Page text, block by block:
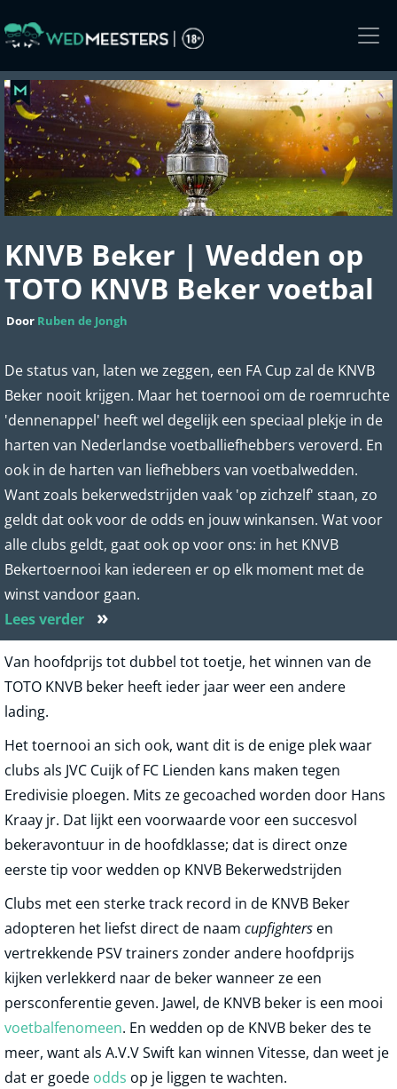
to
content
KNVB Beker | Wedden op
TOTO KNVB Beker voetbal
Door Ruben de Jongh
De status van, laten we zeggen, een FA Cup zal de KNVB
Beker nooit krijgen. Maar het toernooi om de roemruchte
'dennenappel' heeft wel degelijk een speciaal plekje in de
harten van Nederlandse voetballiefhebbers veroverd. En
ook in de harten van liefhebbers van voetbalwedden.
Want zoals bekerwedstrijden vaak 'op zichzelf' staan, zo
geldt dat ook voor de odds en jouw winkansen. Wat voor
alle clubs geldt, gaat ook op voor ons: in het KNVB
Bekertoernooi kan iedereen er op elk moment met de
winst vandoor gaan.
Lees verder
»
Van hoofdprijs tot dubbel tot toetje, het winnen van de
TOTO KNVB beker heeft ieder jaar weer een andere
lading.
Het toernooi an sich ook, want dit is de enige plek waar
clubs als JVC Cuijk of FC Lienden kans maken tegen
Eredivisie ploegen. Mits ze gecoached worden door Hans
Kraay jr. Dat lijkt een voorwaarde voor een succesvol
bekeravontuur in de hoofdklasse; dat is direct onze
eerste tip voor wedden op KNVB Bekerwedstrijden
Clubs met een sterke track record in de KNVB Beker
adopteren het liefst direct de naam cupfighters en
vertrekkende PSV trainers zonder andere hoofdprijs
kijken verlekkerd naar de beker wanneer ze een
persconferentie geven. Jawel, de KNVB beker is een mooi
voetbalfenomeen. En wedden op de KNVB beker des te
meer, want als A.V.V Swift kan winnen Vitesse, dan weet je
dat er goede odds op je liggen te wachten.